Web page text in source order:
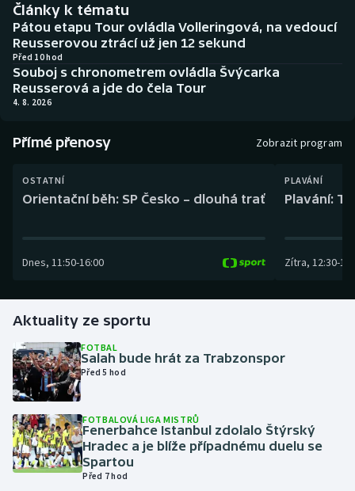
Basketbal
Biatlon
Boby a skeleton
Box
Curling
Golf
Gymnastika
Házená
Jezdectví
Judo
Historické návraty
Aplikace ČT sport
AZ kvíz
Články k tématu
Pátou etapu Tour ovládla Volleringová, na vedoucí
Reusserovou ztrácí už jen 12 sekund
Před 10 hod
Souboj s chronometrem ovládla Švýcarka
Reusserová a jde do čela Tour
4. 8. 2026
Přímé přenosy Zobrazit program
OSTATNÍ
Orientační běh: SP Česko – dlouhá trať
Dnes, 11:50-16:00
PLAVÁNÍ
Plavání:
Zítra, 12:30-
Aktuality ze sportu
FOTBAL
Salah bude hrát za Trabzonspor
Před 5 hod
FOTBALOVÁ LIGA MISTRŮ
Fenerbahce Istanbul zdolalo Štýrský
Hradec a je blíže případnému duelu se
Spartou
Před 7 hod